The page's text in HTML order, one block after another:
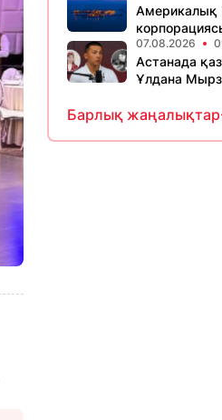
Америкалық
07.08.2026
Астанада
Ұлдана
Барлық жаңалықтар